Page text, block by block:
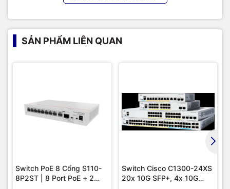
SẢN PHẨM LIÊN QUAN
Switch PoE 8 Cổng S110-
8P2ST | 8 Port PoE + 2
Switch Cisco C1300-24XS
20x 10G SFP+, 4x 10G